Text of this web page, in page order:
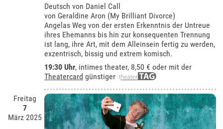
Deutsch von Daniel Call
von Geraldine Aron (My Brilliant Divorce)
Angelas Weg von der ersten Erkenntnis der Untreue
ihres Ehemanns bis hin zur konsequenten Trennung
ist lang, ihre Art, mit dem Alleinsein fertig zu werden,
exzentrisch, bissig und extrem komisch.
19:30 Uhr, intimes theater, 8,50 € oder mit der
Theatercard günstiger
Freitag
7
März 2025